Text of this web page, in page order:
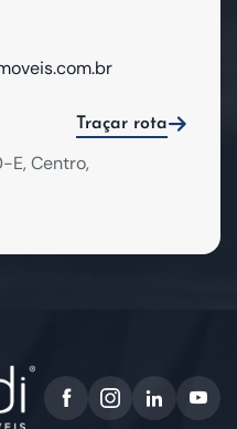
Traçar rota
E, Centro,